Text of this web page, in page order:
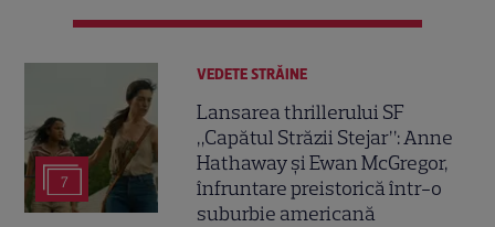
7
VEDETE STRĂINE
Lansarea thrillerului SF
„Capătul Străzii Stejar”: Anne
Hathaway și Ewan McGregor,
înfruntare preistorică într-o
suburbie americană